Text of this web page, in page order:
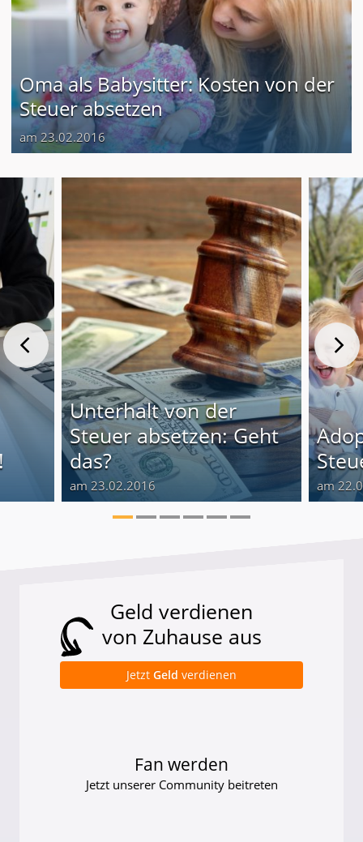
Oma als Babysitter: Kosten von der
Steuer absetzen
am 23.02.2016
Unterhalt von der
Steuer absetzen: Geht
das?
am 23.02.2016 am
Geld verdienen
von Zuhause aus
Jetzt Geld verdienen
Fan werden
Jetzt unserer Community beitreten